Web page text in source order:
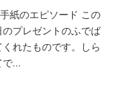
紙のエピソード この
プレゼントのふでば
れたものです。しら
で...